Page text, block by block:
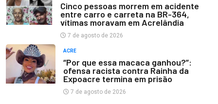
Cinco pessoas morrem em acidente
entre carro e carreta na BR-364,
vítimas moravam em Acrelândia
7 de agosto de 2026
ACRE
“Por que essa macaca ganhou?”:
ofensa racista contra Rainha da
Expoacre termina em prisão
7 de agosto de 2026